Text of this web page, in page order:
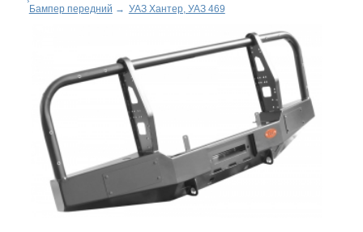
Бампер передний → УАЗ Хантер, УАЗ 469